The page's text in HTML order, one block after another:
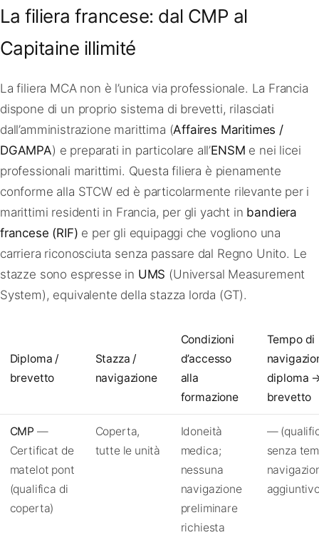
La filiera francese: dal CMP al
Capitaine illimité
La filiera MCA non è l’unica via professionale. La Francia
dispone di un proprio sistema di brevetti, rilasciati
dall’amministrazione marittima (Affaires Maritimes /
DGAMPA) e preparati in particolare all’ENSM e nei licei
professionali marittimi. Questa filiera è pienamente
conforme alla STCW ed è particolarmente rilevante per i
marittimi residenti in Francia, per gli yacht in bandiera
francese (RIF) e per gli equipaggi che vogliono una
carriera riconosciuta senza passare dal Regno Unito. Le
stazze sono espresse in UMS (Universal Measurement
System), equivalente della stazza lorda (GT).
Diploma /
brevetto
Stazza /
navigazione
Condizioni
d’accesso
alla
formazione
Tempo di
diploma
brevetto
CMP —
Certificat de
matelot pont
(qualifica di
coperta)
Coperta,
tutte le unità
Idoneità
medica;
nessuna
navigazione
preliminare
richiesta
—
senza